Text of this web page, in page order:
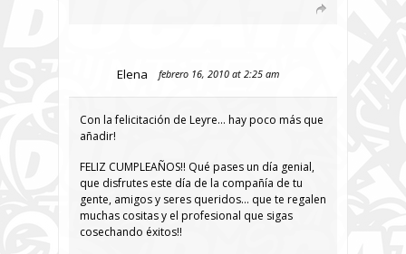
Elena febrero 16, 2010 at 2:25 am
Con la felicitación de Leyre… hay poco más que
añadir!
FELIZ CUMPLEAÑOS!! Qué pases un día genial,
que disfrutes este día de la compañía de tu
gente, amigos y seres queridos… que te regalen
muchas cositas y el profesional que sigas
cosechando éxitos!!